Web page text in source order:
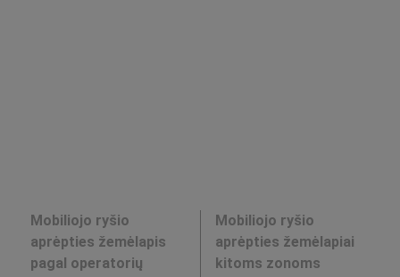
Mobiliojo ryšio
aprėpties žemėlapis
pagal operatorių
Mobiliojo ryšio
aprėpties žemėlapiai
kitoms zonoms